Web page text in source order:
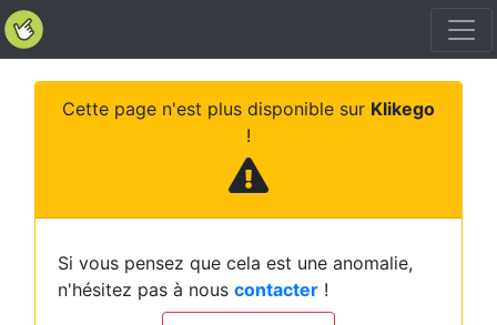
Cette page n'est plus disponible sur Klikego
!
Si vous pensez que cela est une anomalie,
n'hésitez pas à nous contacter !